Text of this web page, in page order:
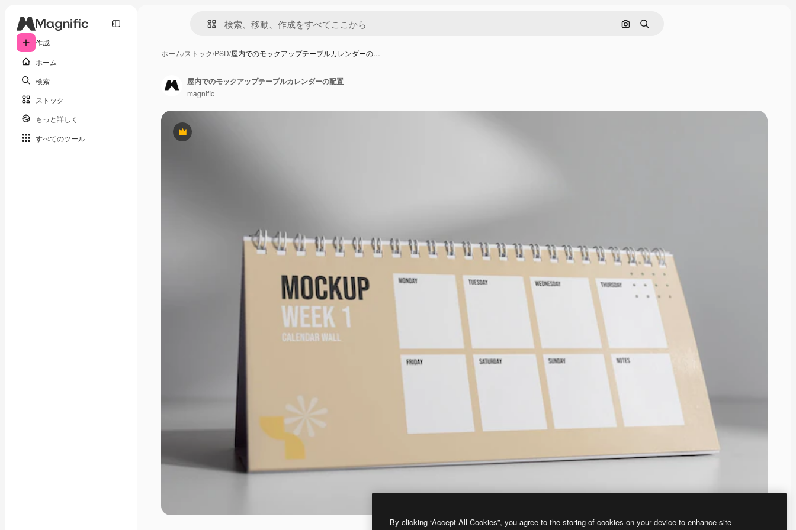
作成
ホーム
検索
ストック
もっと詳しく
すべてのツール
画像で検索
検索
ホーム/ストック/PSD/屋内でのモックアップテーブルカレンダーの…
Premium
屋内でのモックアップテーブルカレンダーの配置
magnific
By clicking “Accept All Cookies”, you agree to the storing of cookies on your device to enhance site